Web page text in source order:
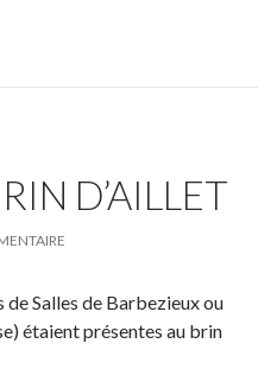
D’AILLET
Salles de Barbezieux ou
étaient présentes au brin